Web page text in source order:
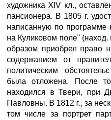
художника XIV кл.,
пансионера. В 1805 г.
написанную по программе
на Куликовом поле" (наход.
образом приобрел право
содержанием от
политическим
была отложена. После
находился в Твери, при
Павловны. В 1812 г., за
том числе за портрет